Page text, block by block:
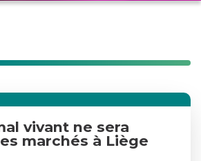
vivant ne sera
marchés à Liège